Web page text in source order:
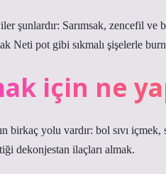
şunlardır: Sarımsak, zencefil
Neti pot gibi sıkmalı şişelerle
için ne
birkaç yolu vardır: bol sıvı
dekonjestan ilaçları almak.